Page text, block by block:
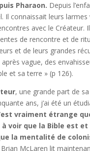
Pharaon. Depuis
Il connaissait leurs
avec le Créateur.
de rencontre et de
et de leurs grandes
vague, des
et sa terre » (p 126).
, une grande part de
ans, j’ai été un
vraiment étrange
voir que la Bible est
la mentalité de
Brian McLaren lit